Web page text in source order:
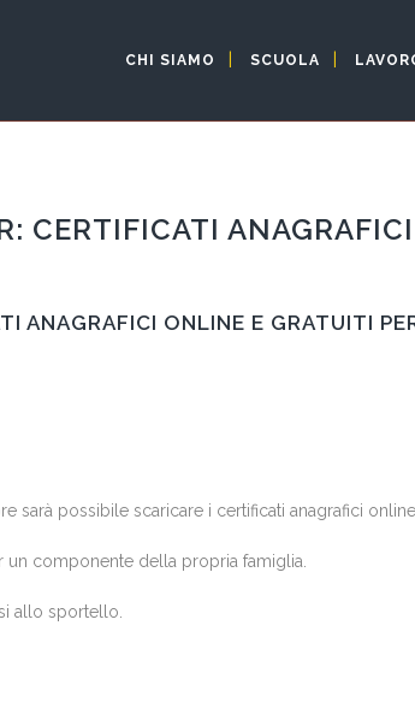
CHI SIAMO SCUOLA
CERTIFICATI
ANAGRAFICI ONLINE E GRATUITI
sarà possibile scaricare i certificati anagrafici
componente della propria famiglia.
allo sportello.